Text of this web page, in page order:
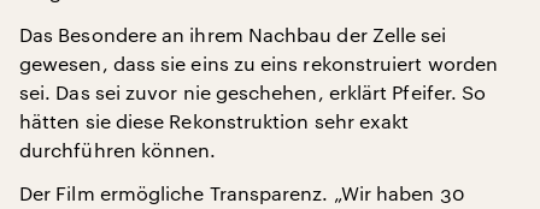
Das Besondere an ihrem Nachbau der Zelle sei
gewesen, dass sie eins zu eins rekonstruiert worden
sei. Das sei zuvor nie geschehen, erklärt Pfeifer. So
hätten sie diese Rekonstruktion sehr exakt
durchführen können.
Der Film ermögliche Transparenz. „Wir haben 30